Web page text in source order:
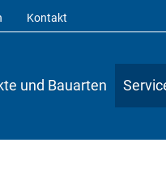
Kontakt
und Bauarten